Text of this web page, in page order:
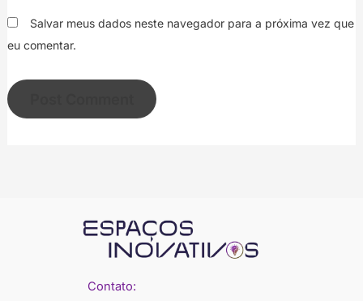
Salvar meus dados neste navegador para a próxima vez que
eu comentar.
Contato: